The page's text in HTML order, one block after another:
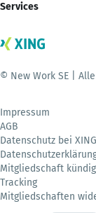
Services
© New Work SE |
Impressum
AGB
Datenschutz bei XING
Mitgliedschaft
Tracking
Mitgliedschaften